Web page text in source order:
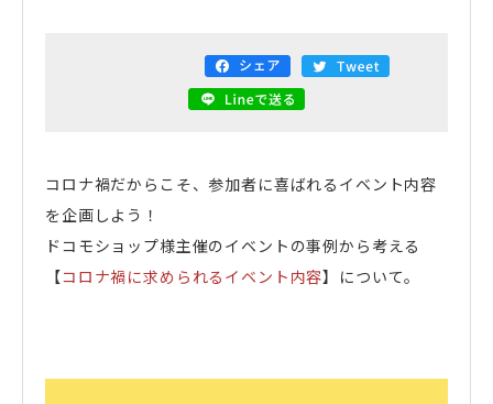
お問い合わせ
の確認
大阪市街地開発株式会社
ディアモール大阪
コロナ禍だからこそ、参加者に喜ばれるイベント内容
を企画しよう！
ドコモショップ様主催のイベントの事例から考える
【コロナ禍に求められるイベント内容】について。